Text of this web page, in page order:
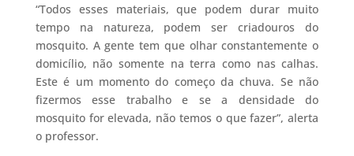
“Todos esses materiais, que podem durar muito
tempo na natureza, podem ser criadouros do
mosquito. A gente tem que olhar constantemente o
domicílio, não somente na terra como nas calhas.
Este é um momento do começo da chuva. Se não
fizermos esse trabalho e se a densidade do
mosquito for elevada, não temos o que fazer”, alerta
o professor.